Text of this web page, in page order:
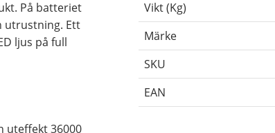
På batteriet
utrustning. Ett
ljus på full
uteffekt 36000
Vikt (Kg)
Märke
SKU
EAN